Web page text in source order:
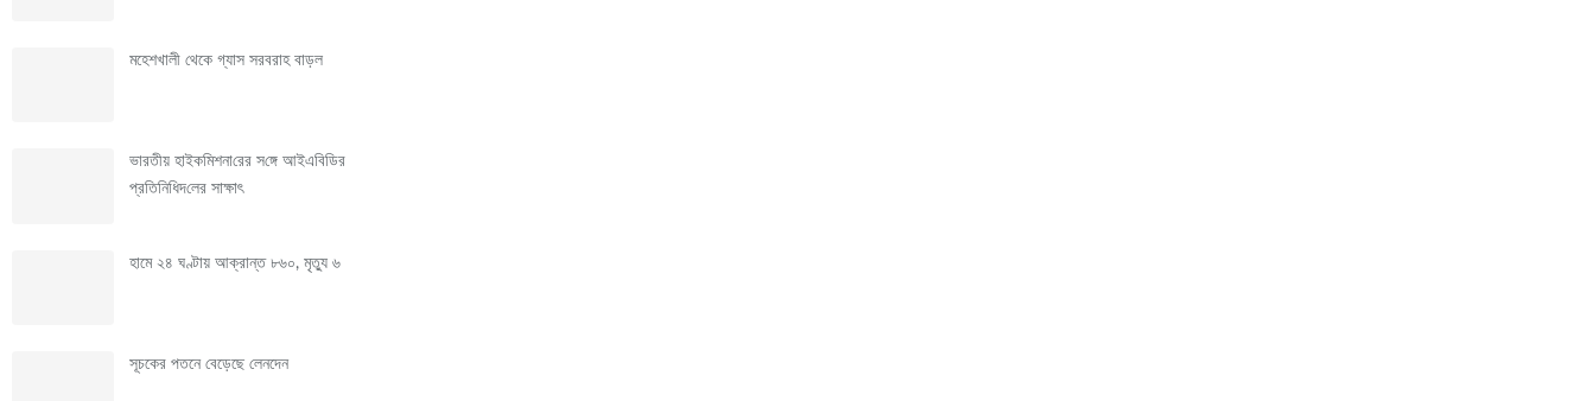
মহেশখালী থেকে গ্যাস সরবরাহ বাড়ল
ভারতীয় হাইক‌মিশনা‌রের স‌ঙ্গে আইএবিডির
প্রতি‌নি‌ধিদ‌লের সাক্ষাৎ
হামে ২৪ ঘণ্টায় আক্রান্ত ৮৬০, মৃত্যু ৬
সূচকের পতনে বেড়েছে লেনদেন